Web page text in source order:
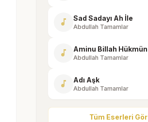
music_note Sad Sadayı Ah İle
Abdullah Tamamlar
music_note Aminu Billah Hükmün
Abdullah Tamamlar
music_note Adı Aşk
Abdullah Tamamlar
Tüm Eserleri Gör